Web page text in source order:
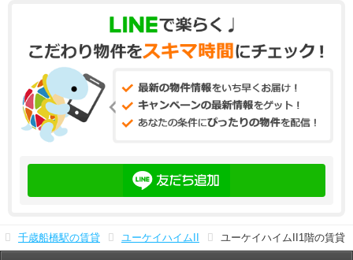
千歳船橋駅の賃貸 ユーケイハイムII ユーケイハイムII1階の賃貸